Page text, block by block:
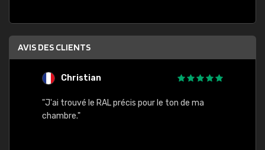
AVIS DES CLIENTS
Christian
"J'ai trouvé le RAL précis pour le ton de ma
chambre."